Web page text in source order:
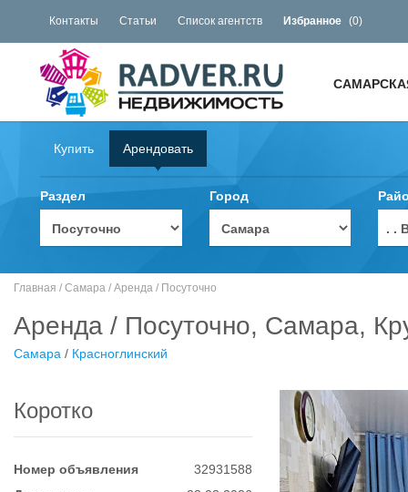
Контакты Статьи Список агентств Избранное (0)
Купить Арендовать
Раздел Город
. .
Главная / Самара / Аренда / Посуточно
Аренда / Посуточно, Самара,
Самара / Красноглинский
Коротко
Номер объявления
32931588